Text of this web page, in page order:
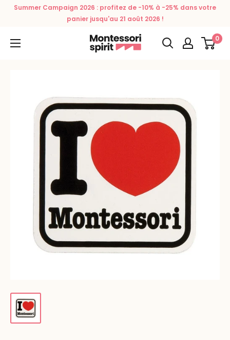
PasserSummer Campaign 2026 : profitez de -10% à -25% dans votre
panier jusqu'au 21 août 2026 !
Montessori
Spirit
0